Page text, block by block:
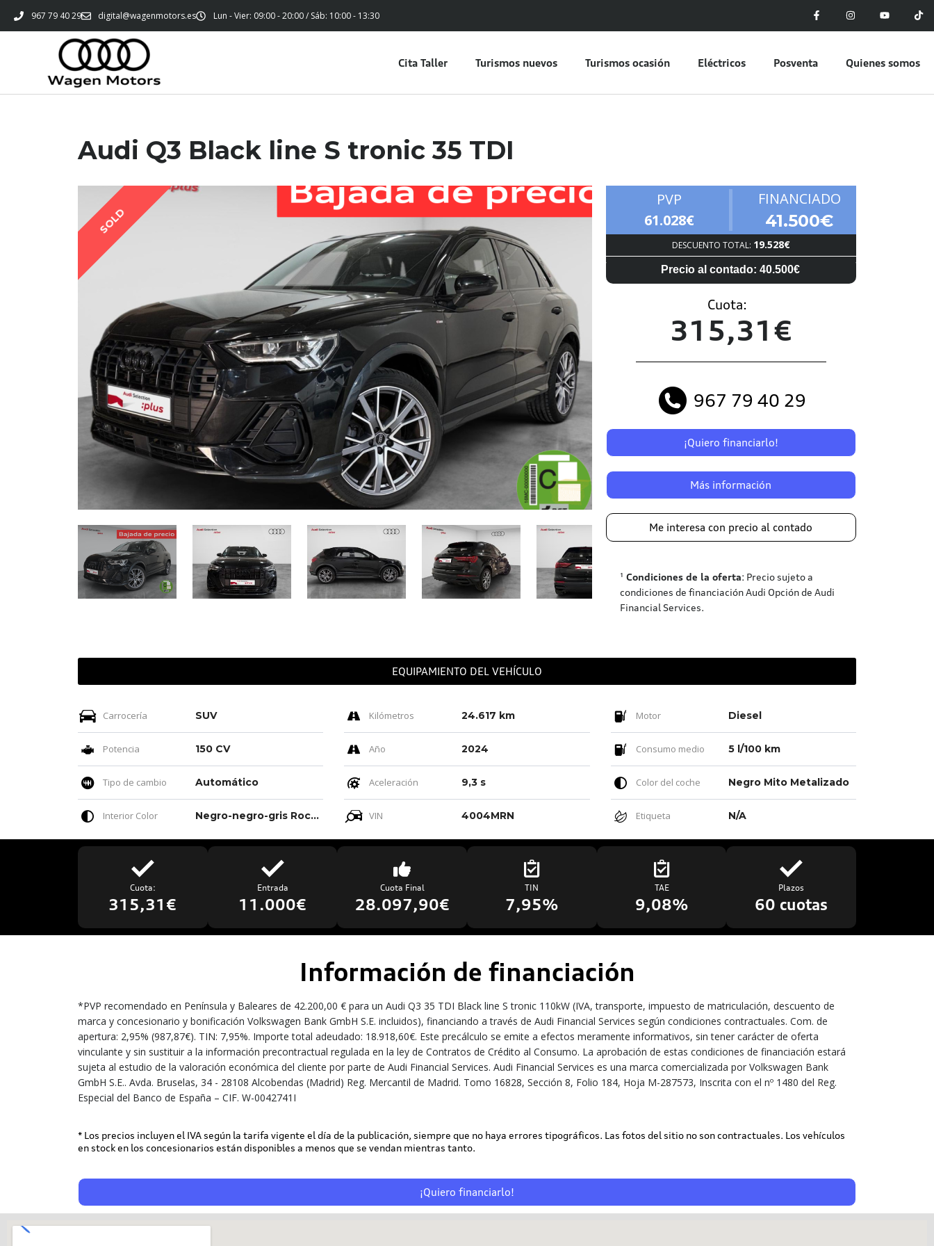
967 79 40 29 digital@wagenmotors.es Lun - Vier: 09:00 - 20:00 / Sáb: 10:00 - 13:30
Cita Taller Turismos nuevos Turismos ocasión Eléctricos Posventa Quienes somos
Audi Q3 Black line S tronic 35 TDI
SOLD
PVP
61.028€
FINANCIADO
41.500€
DESCUENTO TOTAL: 19.528€
Precio al contado: 40.500€
Cuota:
315,31€
967 79 40 29
¡Quiero financiarlo!
Más información
Me interesa con precio al contado
¹ Condiciones de la oferta: Precio sujeto a
condiciones de financiación Audi Opción de Audi
Financial Services.
EQUIPAMIENTO DEL VEHÍCULO
Carrocería SUV Kilómetros 24.617 km Motor Diesel
Potencia 150 CV Año 2024 Consumo medio 5 l/100 km
Tipo de cambio Automático Aceleración 9,3 s Color del coche Negro Mito Metalizado
Interior Color Negro-negro-gris Roca/negro-negro/ Negro/negro VIN 4004MRN Etiqueta N/A
Cuota:
315,31€
Entrada
11.000€
Cuota Final
28.097,90€
TIN
7,95%
TAE
9,08%
Plazos
60 cuotas
Información de financiación
*PVP recomendado en Península y Baleares de 42.200,00 € para un Audi Q3 35 TDI Black line S tronic 110kW (IVA, transporte, impuesto de matriculación, descuento de
marca y concesionario y bonificación Volkswagen Bank GmbH S.E. incluidos), financiando a través de Audi Financial Services según condiciones contractuales. Com. de
apertura: 2,95% (987,87€). TIN: 7,95%. Importe total adeudado: 18.918,60€. Este precálculo se emite a efectos meramente informativos, sin tener carácter de oferta
vinculante y sin sustituir a la información precontractual regulada en la ley de Contratos de Crédito al Consumo. La aprobación de estas condiciones de financiación estará
sujeta al estudio de la valoración económica del cliente por parte de Audi Financial Services. Audi Financial Services es una marca comercializada por Volkswagen Bank
GmbH S.E.. Avda. Bruselas, 34 - 28108 Alcobendas (Madrid) Reg. Mercantil de Madrid. Tomo 16828, Sección 8, Folio 184, Hoja M-287573, Inscrita con el nº 1480 del Reg.
Especial del Banco de España – CIF. W-0042741I
* Los precios incluyen el IVA según la tarifa vigente el día de la publicación, siempre que no haya errores tipográficos. Las fotos del sitio no son contractuales. Los vehículos
en stock en los concesionarios están disponibles a menos que se vendan mientras tanto.
¡Quiero financiarlo!